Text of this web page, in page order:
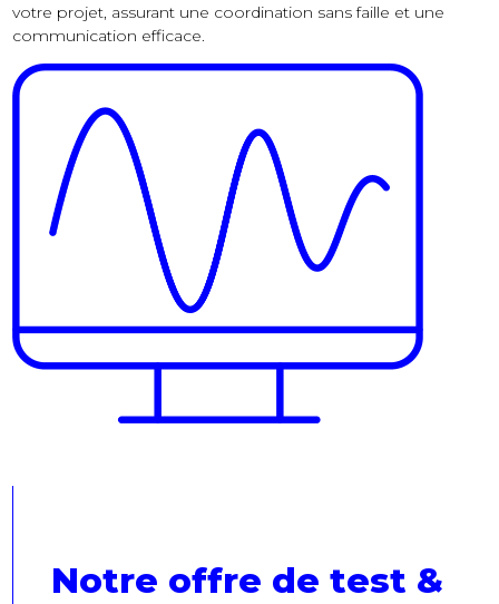
votre projet, assurant une coordination sans faille et une
communication efficace.
Notre offre de test &